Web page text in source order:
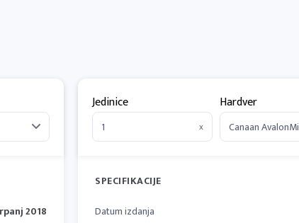
2018
Jedinice
x
Hardver
SPECIFIKACIJE
Datum izdanja